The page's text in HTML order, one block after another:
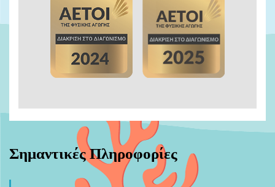
Σημαντικές Πληροφορίες